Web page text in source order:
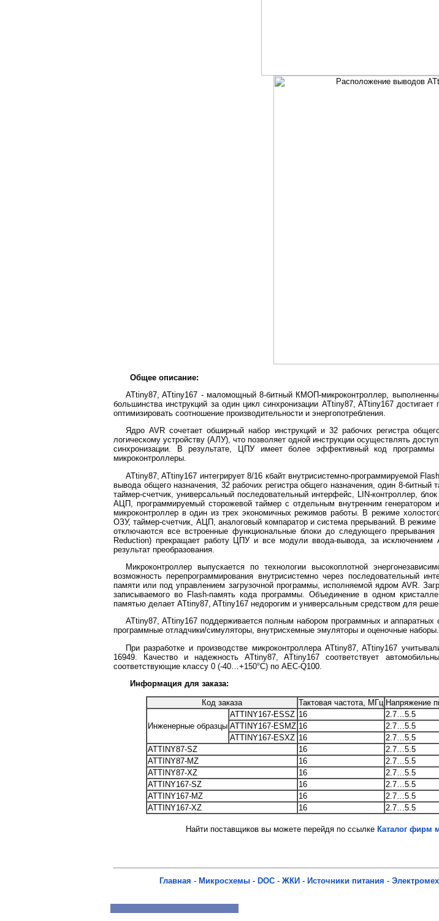
Общее описание:
ATtiny87, ATtiny167 - маломощный 8-битный КМОП-микроконтроллер,
большинства инструкций за один цикл синхронизации ATtiny87, ATtiny167
оптимизировать соотношение производительности и энергопотребления.
Ядро AVR сочетает обширный набор инструкций и 32 рабочих регистра
логическому устройству (АЛУ), что позволяет одной инструкции осуществлять
синхронизации. В результате, ЦПУ имеет более эффективный код
микроконтроллеры.
ATtiny87, ATtiny167 интегрирует 8/16 кбайт внутрисистемно-программируемой
вывода общего назначения, 32 рабочих регистра общего назначения, один 8-
таймер-счетчик, универсальный последовательный интерфейс, LIN-контроллер,
АЦП, программируемый сторожевой таймер с отдельным внутренним генератором
микроконтроллер в один из трех экономичных режимов работы. В режиме
ОЗУ, таймер-счетчик, АЦП, аналоговый компаратор и система прерываний. В режиме
отключаются все встроенные функциональные блоки до следующего
Reduction) прекращает работу ЦПУ и все модули ввода-вывода, за
результат преобразования.
Микроконтроллер выпускается по технологии высокоплотной
возможность перепрограммирования внутрисистемно через последовательный
памяти или под управлением загрузочной программы, исполняемой ядром AVR.
записываемого во Flash-память кода программы. Объединение в одном
памятью делает ATtiny87, ATtiny167 недорогим и универсальным средством для
ATtiny87, ATtiny167 поддерживается полным набором программных и
программные отладчики/симуляторы, внутрисхемные эмуляторы и оценочные наборы.
При разработке и производстве микроконтроллера ATtiny87, ATtiny167
16949. Качество и надежность ATtiny87, ATtiny167 соответствует
соответствующие классу 0 (-40…+150°С) по AEC-Q100.
Информация для заказа:
Код заказа Тактовая частота, МГц Напряжение
Инженерные образцы
ATTINY167-ESSZ 16 2.7…5.5
ATTINY167-ESMZ 16 2.7…5.5
ATTINY167-ESXZ 16 2.7…5.5
ATTINY87-SZ
16 2.7…5.5
ATTINY87-MZ
16 2.7…5.5
ATTINY87-XZ
16 2.7…5.5
ATTINY167-SZ
16 2.7…5.5
ATTINY167-MZ
16 2.7…5.5
ATTINY167-XZ
16 2.7…5.5
Найти поставщиков вы можете перейдя по ссылке Каталог фирм
Главная - Микросхемы - DOC - ЖКИ - Источники питания -